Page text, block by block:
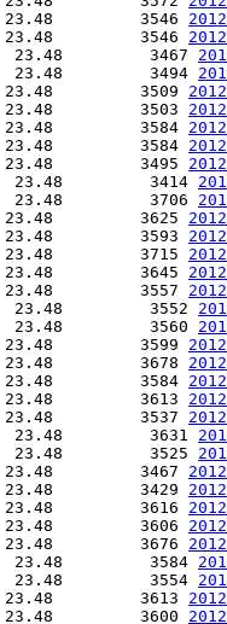
3546
3546
23.48         3467
23.48         3494
3509
3503
3584
3584
3495
23.48         3414
23.48         3706
3625
3593
3715
3645
3557
23.48         3552
23.48         3560
3599
3678
3584
3613
3537
23.48         3631
23.48         3525
3467
3429
3616
3606
3676
23.48         3584
23.48         3554
3613
3600